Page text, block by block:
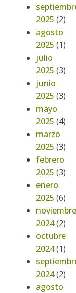
2025 (2)
agosto
2025 (1)
julio
2025 (3)
junio
2025 (3)
mayo
2025 (4)
marzo
2025 (3)
febrero
2025 (3)
enero
2025 (6)
noviembre
2024(2)
octubre
2024(1)
2024(2)
agosto